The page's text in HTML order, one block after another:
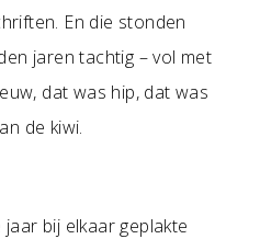
En die stonden
jaren tachtig – vol met
dat was hip, dat was
de kiwi.
bij elkaar geplakte